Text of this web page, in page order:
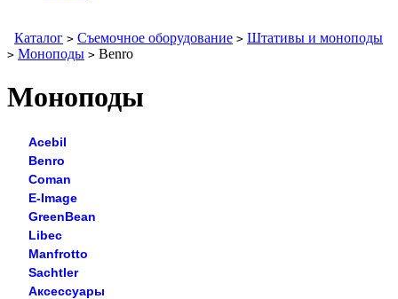
Каталог > Съемочное оборудование > Штативы и моноподы
> Моноподы > Benro
Моноподы
Acebil
Benro
Coman
E-Image
GreenBean
Libec
Manfrotto
Sachtler
Аксессуары